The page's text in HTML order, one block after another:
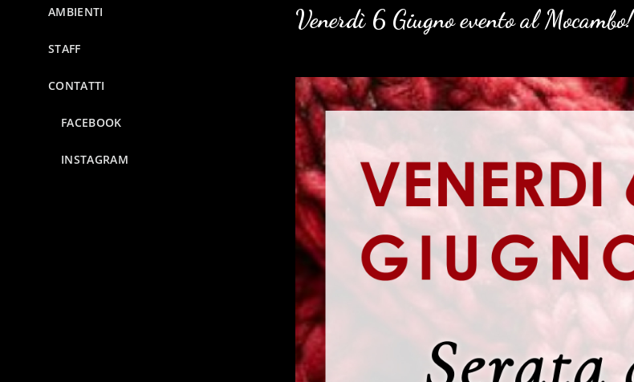
AMBIENTI
STAFF
CONTATTI
FACEBOOK
INSTAGRAM
Venerdì 6 Giugno evento al Mocambo!